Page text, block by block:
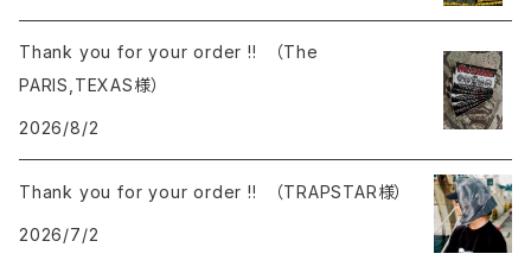
Thank you for your order !! （The
PARIS,TEXAS様）
2026/8/2
Thank you for your order !! （TRAPSTAR様）
2026/7/2